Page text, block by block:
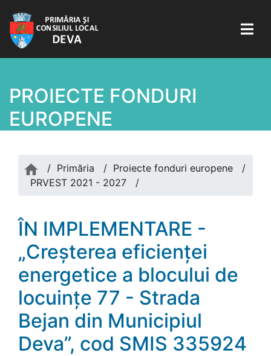
PROIECTE FONDURI
EUROPENE
/ Primăria / Proiecte fonduri europene
/
PRVEST 2021 - 2027
/
ÎN IMPLEMENTARE -
„Creșterea eficienței
energetice a blocului de
locuințe 77 - Strada
Bejan din Municipiul
Deva”, cod SMIS 335924